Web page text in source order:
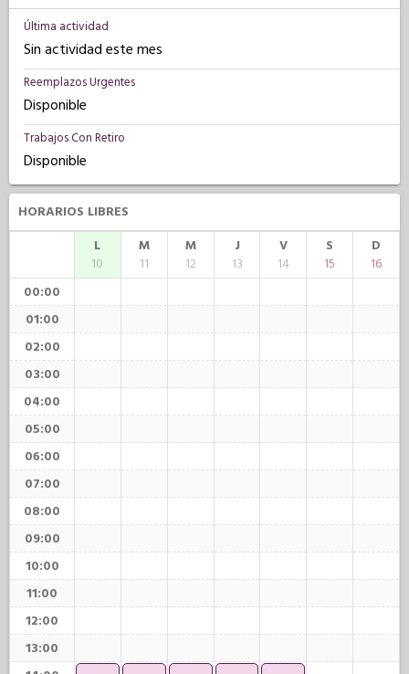
Última actividad
Sin actividad este mes
Reemplazos Urgentes
Disponible
Trabajos Con Retiro
Disponible
HORARIOS LIBRES
L
10
M
11
M
12
J
13
V
14
S
15
D
16
00:00
01:00
02:00
03:00
04:00
05:00
06:00
07:00
08:00
09:00
10:00
11:00
12:00
13:00